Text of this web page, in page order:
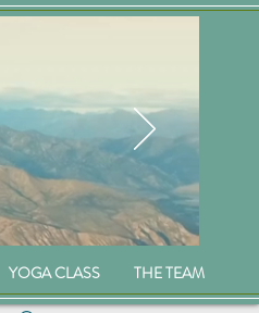
YOGA CLASS THE TEAM